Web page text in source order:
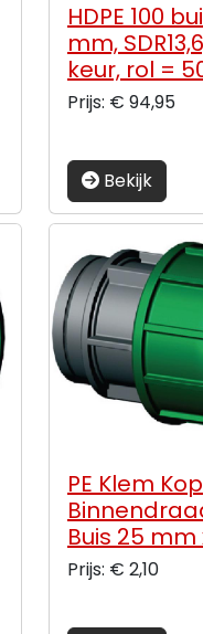
HDPE 100
mm,
keur, rol =
Prijs: € 94,95
Bekijk
PE Klem
Buis 25 mm
Prijs: € 2,10